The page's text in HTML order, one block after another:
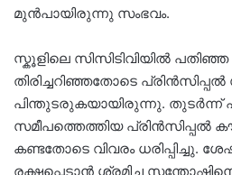
മുൻപായിരുന്നു സംഭവം.
സ്കൂളിലെ സിസിടിവിയിൽ
തിരിച്ചറിഞ്ഞതോടെ
പിന്തുടരുകയായിരുന്നു. തുടർന്ന്
സമീപത്തെത്തിയ പ്രിൻസിപ്പൽ
കണ്ടതോടെ വിവരം ധരിപ്പിച്ചു.
രക്ഷപ്പെടാൻ ശ്രമിച്ച സന്തോഷിനെ